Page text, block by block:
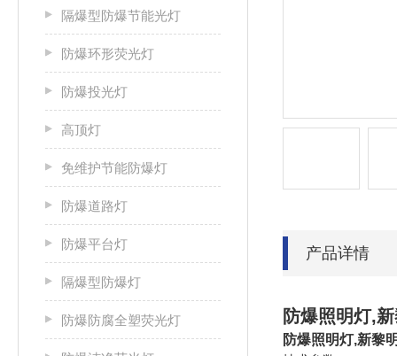
隔爆型防爆节能光灯
防爆环形荧光灯
防爆投光灯
高顶灯
免维护节能防爆灯
防爆道路灯
防爆平台灯
隔爆型防爆灯
防爆防腐全塑荧光灯
产品详情
防爆照明灯,
防爆照明灯,新黎